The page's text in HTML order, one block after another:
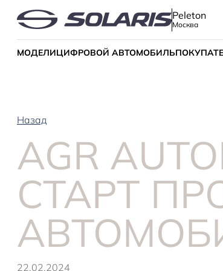
Peleton
Москва
МОДЕЛИЦИФРОВОЙ АВТОМОБИЛЬ
Назад
AGR
СТАРТ
22.02.2024